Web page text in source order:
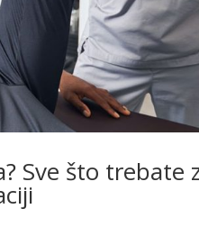
Sve što trebate